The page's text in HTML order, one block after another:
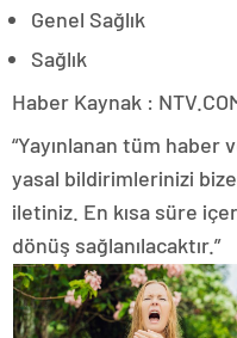
Genel Sağlık
Sağlık
Haber Kaynak :
“Yayınlanan tüm
yasal bildirimlerinizi
iletiniz. En kısa süre
dönüş sağlanılacaktır.”